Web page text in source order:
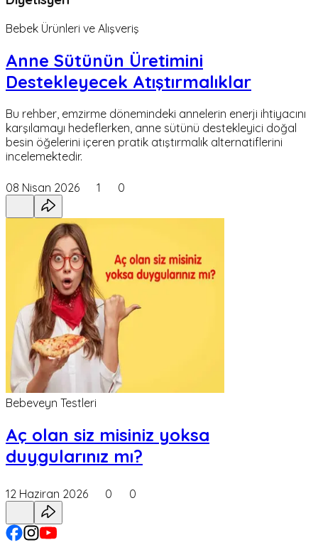
Bebek Ürünleri ve Alışveriş
Anne Sütünün Üretimini
Destekleyecek Atıştırmalıklar
Bu rehber, emzirme dönemindeki annelerin enerji ihtiyacını
karşılamayı hedeflerken, anne sütünü destekleyici doğal
besin öğelerini içeren pratik atıştırmalık alternatiflerini
incelemektedir.
08 Nisan 2026 1 0
Bebeveyn Testleri
Aç olan siz misiniz yoksa
duygularınız mı?
12 Haziran 2026 0 0